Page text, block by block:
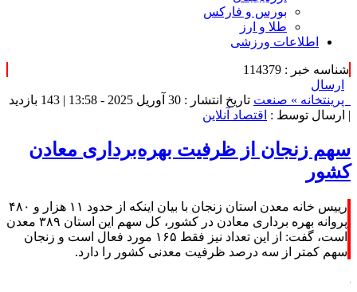
بورس و فارکس
طلا و ارز
اطلاعات ورزشی
شناسه خبر : 114379
ارسال
پرینتخانه » صنعت تاریخ انتشار : 30 آوریل 2025 - 13:58 |
143 بازدید
| ارسال توسط : اقتصاد آنلاین
سهم زنجان از ظرفیت بهره‌برداری معادن
کشور
رییس خانه معدن استان زنجان با بیان اینکه از حدود ۱۱ هزار و ۴۸۰
پروانه بهره برداری معادن در کشور، کل سهم این استان ۳۸۹ معدن
است، گفت: از این تعداد نیز فقط ۱۶۵ مورد فعال است‌ و زنجان
سهم کمتر از سه درصد ظرفیت معدنی کشور را دارد.